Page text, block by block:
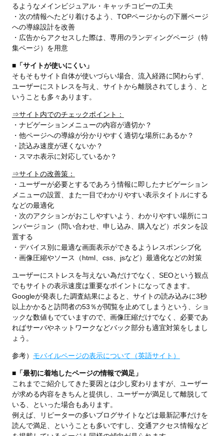
るようなメインビジュアル・キャッチコピーの工夫
・次の情報へたどり着けるよう、TOPページからの下層ページ
への導線設計を改善
・広告からアクセスした際は、専用のランディングページ（特
集ページ）を用意
■「サイトが使いにくい」
そもそもサイト自体が使いづらい場合、流入経路に関わらず、
ユーザーにストレスを与え、サイトから離脱されてしまう、と
いうことも多々あります。
⇒サイト内でのチェックポイント：
・ナビゲーションメニューの内容が適切か？
・他ページへの導線が分かりやすく適切な場所にあるか？
・読込み速度が遅くないか？
・スマホ表示に対応しているか？
⇒サイトの改善策：
・ユーザーが必要とするであろう情報に即したナビゲーション
メニューの設置、また一目でわかりやすい表示タイトルにする
などの最適化
・次のアクションがおこしやすいよう、わかりやすい場所にコ
ンバージョン（問い合わせ、申し込み、購入など）ボタンを設
置する
・デバイス別に最適な画面表示ができるようレスポンシブ化
・画像圧縮やソース（html、css、jsなど）最適化などの対策
ユーザーにストレスを与えない為だけでなく、SEOという観点
でもサイトの表示速度は重要なポイントになってきます。
Googleが発表した調査結果によると、サイトの読み込みに3秒
以上かかると訪問者の53％が閲覧を止めてしまうという、ショ
ックな数値もでていますので、画像圧縮だけでなく、必要であ
ればサーバやネットワークなどバック部分も適宜対策をしまし
ょう。
参考） モバイルページの表示について（英語サイト）
■「最初に着地したページの情報で満足」
これまでご紹介してきた要因とは少し変わりますが、ユーザー
が求める内容をきちんと提供し、ユーザーが満足して離脱して
いる、といった場合もあります。
例えば、リピーターの多いブログサイトなどは最新記事だけを
読んで満足、ということも多いですし、交通アクセス情報など